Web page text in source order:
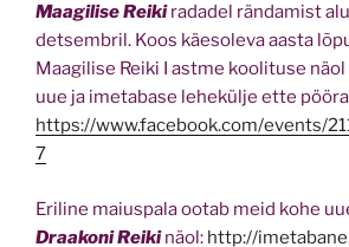
Maagilise Reikiradadel rändamist
detsembril. Koos käesoleva aasta
Maagilise Reiki I astme koolituse
uue ja imetabase lehekülje ette
https://www.facebook.com/events/
7
Eriline maiuspala ootab meid kohe
Draakoni Reikinäol: http://